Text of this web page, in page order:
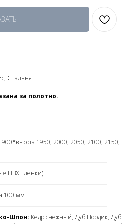
Спальня
за полотно.
1950, 2000, 2050, 2100, 2150,
ПВХ пленки)
100 мм
Шпон: Кедр снежный, Дуб Нордик, Дуб